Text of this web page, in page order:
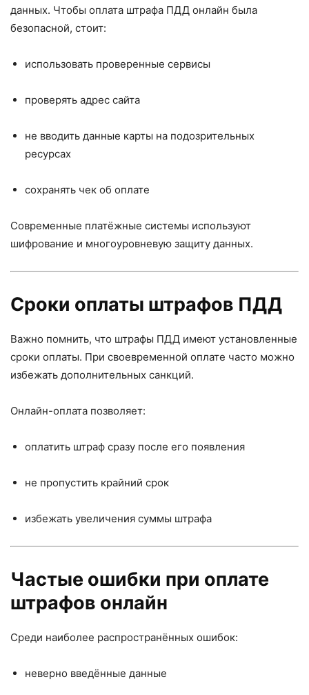
данных. Чтобы оплата штрафа ПДД онлайн была
безопасной, стоит:
использовать проверенные сервисы
проверять адрес сайта
не вводить данные карты на подозрительных
ресурсах
сохранять чек об оплате
Современные платёжные системы используют
шифрование и многоуровневую защиту данных.
Сроки оплаты штрафов ПДД
Важно помнить, что штрафы ПДД имеют установленные
сроки оплаты. При своевременной оплате часто можно
избежать дополнительных санкций.
Онлайн-оплата позволяет:
оплатить штраф сразу после его появления
не пропустить крайний срок
избежать увеличения суммы штрафа
Частые ошибки при оплате
штрафов онлайн
Среди наиболее распространённых ошибок:
неверно введённые данные